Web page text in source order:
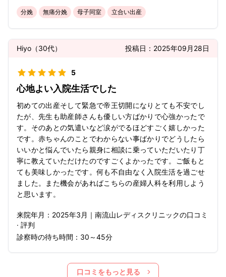
分娩 無痛分娩 母子同室 立合い出産
Hiyo （30代） 投稿日： 2025年09月28日
5
心地よい入院生活でした
初めての出産そして緊急で帝王切開になりとても不安でし
たが、先生も助産師さんも優しい方ばかりで心強かったで
す。そのあとの気遣いなど涙がでるほどすごく嬉しかった
です。赤ちゃんのことでわからない事ばかりでどうしたら
いいかと悩んでいたら親身に相談に乗っていただいたり丁
寧に教えていただけたのですごくよかったです。ご飯もと
ても美味しかったです。何も不自由なく入院生活を過ごせ
ました。また機会があればこちらの産婦人科を利用しよう
と思います。
来院年月： 2025年3月 ｜ 南流山レディスクリニックの口コミ
· 評判
診察時の待ち時間： 30～45分
口コミをもっと見る